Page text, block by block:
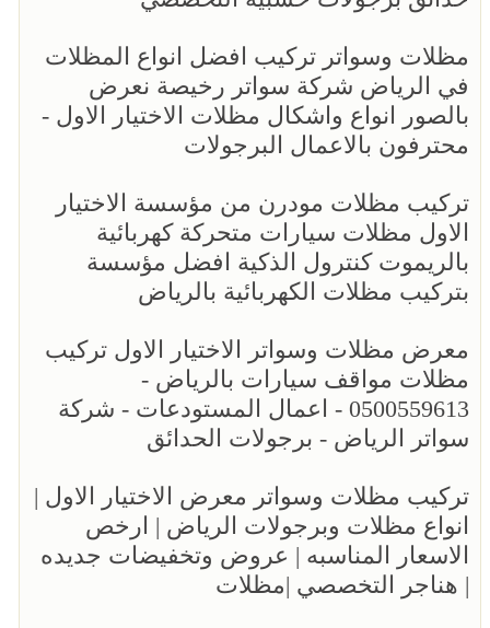
مظلات وسواتر تركيب افضل انواع المظلات
في الرياض شركة سواتر رخيصة نعرض
بالصور انواع واشكال مظلات الاختيار الاول -
محترفون بالاعمال البرجولات
تركيب مظلات مودرن من مؤسسة الاختيار
الاول مظلات سيارات متحركة كهربائية
بالريموت كنترول الذكية افضل مؤسسة
بتركيب مظلات الكهربائية بالرياض
معرض مظلات وسواتر الاختيار الاول تركيب
مظلات مواقف سيارات بالرياض -
0500559613 - اعمال المستودعات - شركة
سواتر الرياض - برجولات الحدائق
تركيب مظلات وسواتر معرض الاختيار الاول |
انواع مظلات وبرجولات الرياض | ارخص
الاسعار المناسبه | عروض وتخفيضات جديده
| هناجر التخصصي |مظلات